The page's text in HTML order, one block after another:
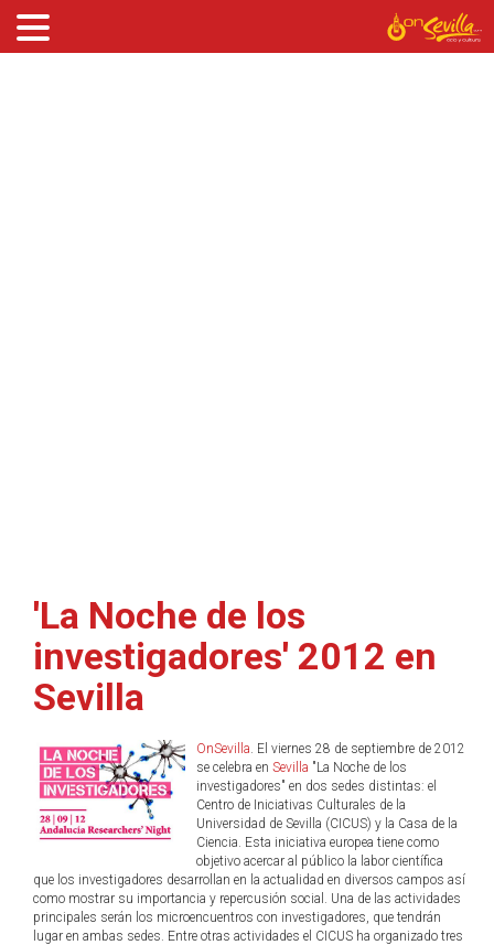
'La Noche de los
investigadores' 2012 en
Sevilla
OnSevilla. El viernes 28 de septiembre de 2012
se celebra en Sevilla "La Noche de los
investigadores" en dos sedes distintas: el
Centro de Iniciativas Culturales de la
Universidad de Sevilla (CICUS) y la Casa de la
Ciencia. Esta iniciativa europea tiene como
objetivo acercar al público la labor científica
que los investigadores desarrollan en la actualidad en diversos campos así
como mostrar su importancia y repercusión social. Una de las actividades
principales serán los microencuentros con investigadores, que tendrán
lugar en ambas sedes. Entre otras actividades el CICUS ha organizado tres